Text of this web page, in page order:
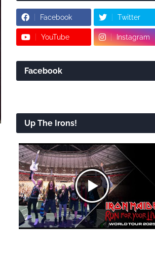
Facebook Twitter
YouTube Instagram
Facebook
Up The Irons!